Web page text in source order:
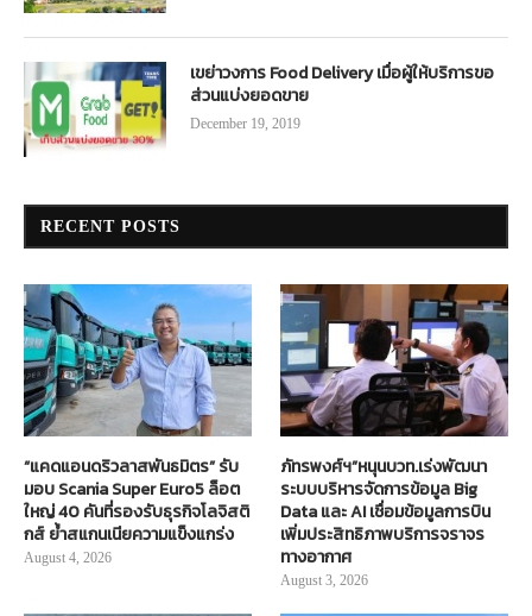
เขย่าวงการ Food Delivery เมื่อผู้ให้บริการขอ
ส่วนแบ่งยอดขาย
December 19, 2019
RECENT POSTS
“แคดแอนดริวลาสพันธมิตร” รับ
มอบ Scania Super Euro5 ล็อต
ใหญ่ 40 คันที่รองรับธุรกิจโลจิสติ
กส์ ย้ำสแกนเนียความแข็งแกร่ง
August 4, 2026
ภัทรพงศ์ฯ”หนุนบวท.เร่งพัฒนา
ระบบบริหารจัดการข้อมูล Big
Data และ AI เชื่อมข้อมูลการบิน
เพิ่มประสิทธิภาพบริการจราจร
ทางอากาศ
August 3, 2026